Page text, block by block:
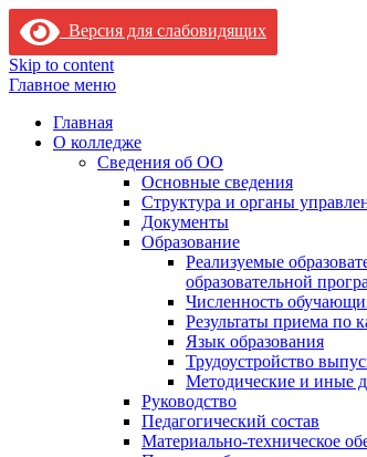
Версия для слабовидящих
Skip to content
Главное меню
Главная
О колледже
Сведения об ОО
Основные сведения
Структура и органы
Документы
Образование
Реализуемые
образовательной
Численность
Результаты приема по
Язык образования
Трудоустройство
Методические и иные
Руководство
Педагогический состав
Материально-техническое